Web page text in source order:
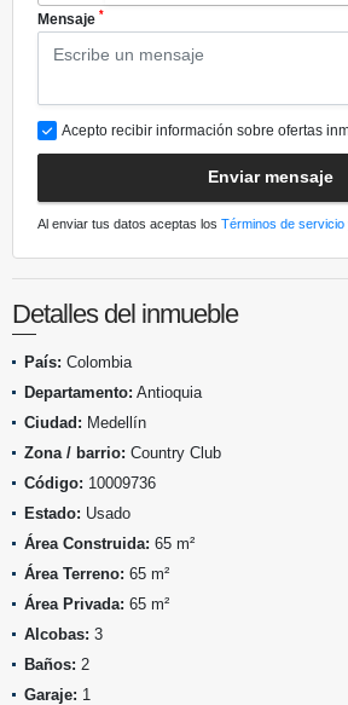
Mensaje *
Acepto recibir información sobre ofertas
Enviar mensaje
Al enviar tus datos aceptas los Términos de servicio
Detalles del inmueble
País: Colombia
Departamento: Antioquia
Ciudad: Medellín
Zona / barrio: Country Club
Código: 10009736
Estado: Usado
Área Construida: 65 m²
Área Terreno: 65 m²
Área Privada: 65 m²
Alcobas: 3
Baños: 2
Garaje: 1